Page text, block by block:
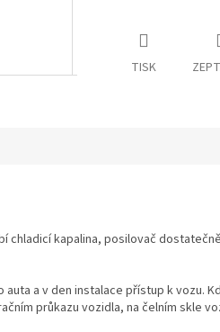
TISK
chladicí kapalina, posilovač
a v den instalace přístup k vozu.
průkazu vozidla, na čelním skle